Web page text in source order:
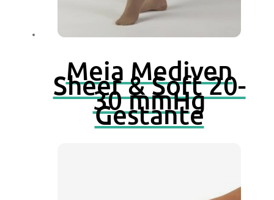
Meia Mediven
Sheer & Soft 20-
30 mmHg
Gestante